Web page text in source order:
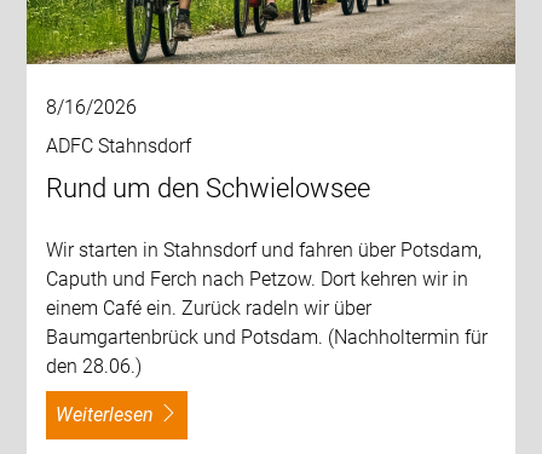
8/16/2026
ADFC Stahnsdorf
Rund um den Schwielowsee
Wir starten in Stahnsdorf und fahren über Potsdam,
Caputh und Ferch nach Petzow. Dort kehren wir in
einem Café ein. Zurück radeln wir über
Baumgartenbrück und Potsdam. (Nachholtermin für
den 28.06.)
weiterlesen